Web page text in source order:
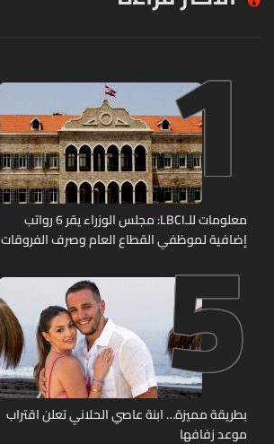
1
معلومات للـLBCI: مجلس الوزراء يقر 6 رواتب
إضافية لموظفي القطاع العام وصرف الفروقات
5
بطريقة مميزة… ابنة عاصي الحلاني تعلن اقتراب
موعد زفافها